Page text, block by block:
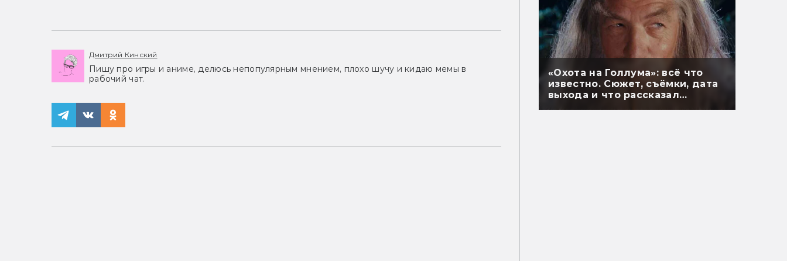
Дмитрий Кинский
Пишу про игры и аниме, делюсь непопулярным мнением, плохо шучу и кидаю мемы в
рабочий чат.
«Охота на Голлума»: всё что
известно. Сюжет, съёмки, дата
выхода и что рассказал